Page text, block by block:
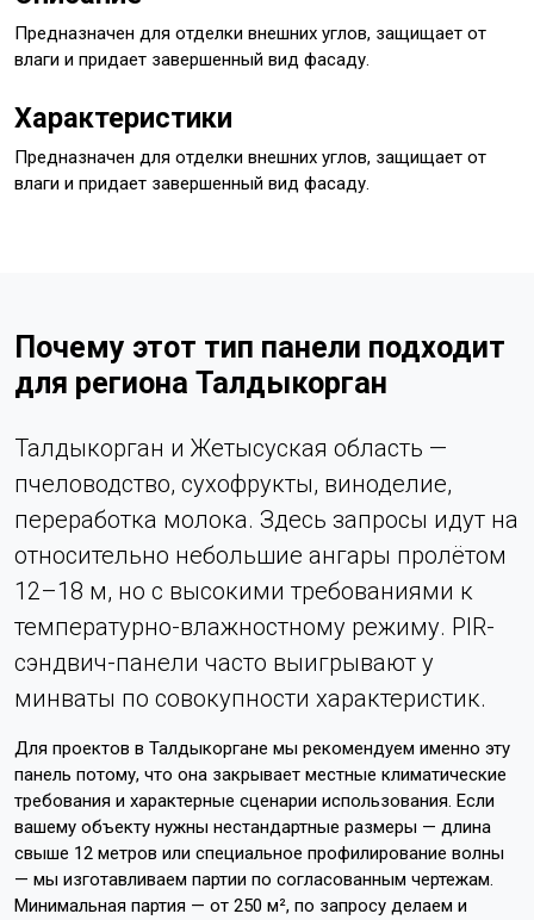
Предназначен для отделки внешних углов, защищает от
влаги и придает завершенный вид фасаду.
Характеристики
Предназначен для отделки внешних углов, защищает от
влаги и придает завершенный вид фасаду.
Почему этот тип панели подходит
для региона Талдыкорган
Талдыкорган и Жетысуская область —
пчеловодство, сухофрукты, виноделие,
переработка молока. Здесь запросы идут на
относительно небольшие ангары пролётом
12–18 м, но с высокими требованиями к
температурно-влажностному режиму. PIR-
сэндвич-панели часто выигрывают у
минваты по совокупности характеристик.
Для проектов в Талдыкоргане мы рекомендуем именно эту
панель потому, что она закрывает местные климатические
требования и характерные сценарии использования. Если
вашему объекту нужны нестандартные размеры — длина
свыше 12 метров или специальное профилирование волны
— мы изготавливаем партии по согласованным чертежам.
Минимальная партия — от 250 м², по запросу делаем и